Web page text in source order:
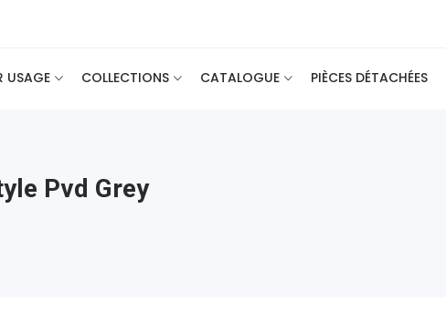
USAGE COLLECTIONS CATALOGUE PIÈCES DÉTACHÉES
Pvd Grey